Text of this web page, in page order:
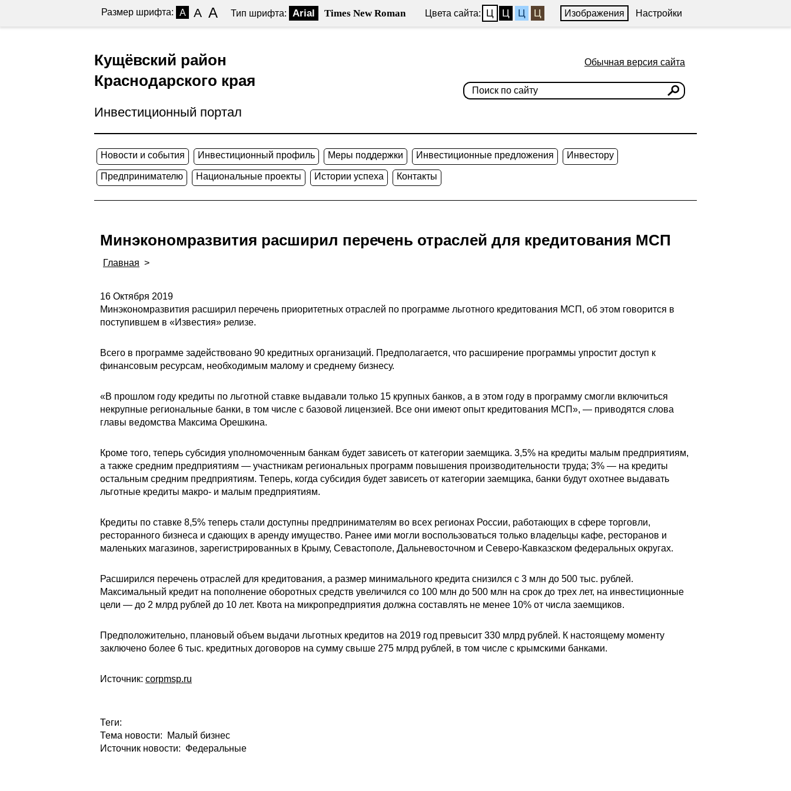
Размер шрифта: A A A Тип шрифта: Arial Times New Roman Цвета сайта: Ц Ц Ц Ц Изображения Настройки
Кущёвский район
Краснодарского края
Инвестиционный портал
Обычная версия сайта
Новости и события Инвестиционный профиль Меры поддержки Инвестиционные предложения Инвестору
Предпринимателю Национальные проекты Истории успеха Контакты
Минэкономразвития расширил перечень отраслей для кредитования МСП
Главная >
16 Октября 2019
Минэкономразвития расширил перечень приоритетных отраслей по программе льготного кредитования МСП, об этом говорится в
поступившем в «Известия» релизе.
Всего в программе задействовано 90 кредитных организаций. Предполагается, что расширение программы упростит доступ к
финансовым ресурсам, необходимым малому и среднему бизнесу.
«В прошлом году кредиты по льготной ставке выдавали только 15 крупных банков, а в этом году в программу смогли включиться
некрупные региональные банки, в том числе с базовой лицензией. Все они имеют опыт кредитования МСП», — приводятся слова
главы ведомства Максима Орешкина.
Кроме того, теперь субсидия уполномоченным банкам будет зависеть от категории заемщика. 3,5% на кредиты малым предприятиям,
а также средним предприятиям — участникам региональных программ повышения производительности труда; 3% — на кредиты
остальным средним предприятиям. Теперь, когда субсидия будет зависеть от категории заемщика, банки будут охотнее выдавать
льготные кредиты макро- и малым предприятиям.
Кредиты по ставке 8,5% теперь стали доступны предпринимателям во всех регионах России, работающих в сфере торговли,
ресторанного бизнеса и сдающих в аренду имущество. Ранее ими могли воспользоваться только владельцы кафе, ресторанов и
маленьких магазинов, зарегистрированных в Крыму, Севастополе, Дальневосточном и Северо-Кавказском федеральных округах.
Расширился перечень отраслей для кредитования, а размер минимального кредита снизился с 3 млн до 500 тыс. рублей.
Максимальный кредит на пополнение оборотных средств увеличился со 100 млн до 500 млн на срок до трех лет, на инвестиционные
цели — до 2 млрд рублей до 10 лет. Квота на микропредприятия должна составлять не менее 10% от числа заемщиков.
Предположительно, плановый объем выдачи льготных кредитов на 2019 год превысит 330 млрд рублей. К настоящему моменту
заключено более 6 тыс. кредитных договоров на сумму свыше 275 млрд рублей, в том числе с крымскими банками.
Источник: corpmsp.ru
Теги:
Тема новости: Малый бизнес
Источник новости: Федеральные